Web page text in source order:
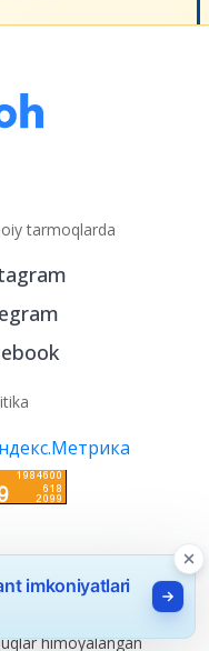
tarmoqlarda
himoyalangan
imkoniyatlari